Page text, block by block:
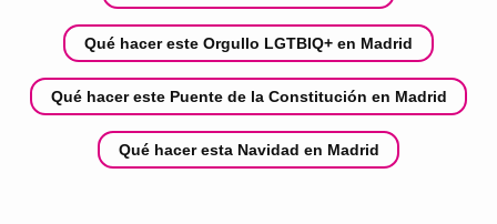
Qué hacer este Orgullo LGTBIQ+ en Madrid
Qué hacer este Puente de la Constitución en Madrid
Qué hacer esta Navidad en Madrid